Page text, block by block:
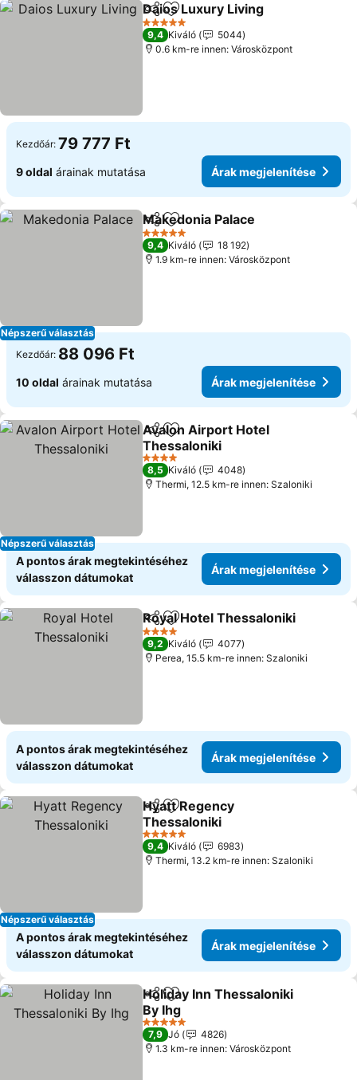
Megosztás
Hozzáadás a kedvencekhez
Daios Luxury Living
5 Kategória
9,4 Kiváló
5044
0.6 km-re innen: Városközpont
Kezdőár: 79 777 Ft
9 oldal árainak mutatása Árak megjelenítése
Népszerű választás
Megosztás
Hozzáadás a kedvencekhez
Makedonia Palace
5 Kategória
9,4 Kiváló
18 192
1.9 km-re innen: Városközpont
Kezdőár: 88 096 Ft
10 oldal árainak mutatása Árak megjelenítése
Népszerű választás
Megosztás
Hozzáadás a kedvencekhez
Avalon Airport Hotel
Thessaloniki
Árak megjelenítése
4 Kategória
8,5 Kiváló
4048
Thermi, 12.5 km-re innen: Szaloniki
A pontos árak megtekintéséhez
válasszon dátumokat
Árak megjelenítése
Megosztás
Hozzáadás a kedvencekhez
Royal Hotel Thessaloniki
4 Kategória
9,2 Kiváló
4077
Perea, 15.5 km-re innen: Szaloniki
A pontos árak megtekintéséhez
válasszon dátumokat
Árak megjelenítése
Népszerű választás
Megosztás
Hozzáadás a kedvencekhez
Hyatt Regency
Thessaloniki
Árak megjelenítése
5 Kategória
9,4 Kiváló
6983
Thermi, 13.2 km-re innen: Szaloniki
A pontos árak megtekintéséhez
válasszon dátumokat
Árak megjelenítése
Megosztás
Hozzáadás a kedvencekhez
Holiday Inn Thessaloniki
By Ihg
Árak megjelenítése
5 Kategória
7,9 Jó
4826
1.3 km-re innen: Városközpont